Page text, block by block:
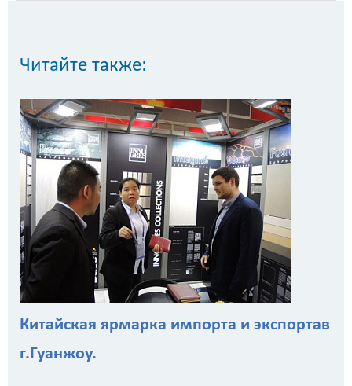
Читайте также:
Китайская ярмарка импорта и экспортав
г.Гуанжоу.